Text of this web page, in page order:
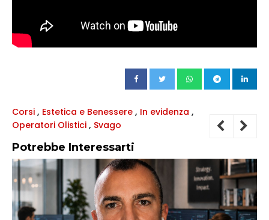
Corsi , Estetica e Benessere , In evidenza ,
Operatori Olistici , Svago
Potrebbe Interessarti